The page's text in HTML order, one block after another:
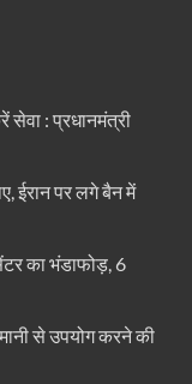
सेवा : प्रधानमंत्री
ईरान पर लगे बैन में
का भंडाफोड़, 6
से उपयोग करने की